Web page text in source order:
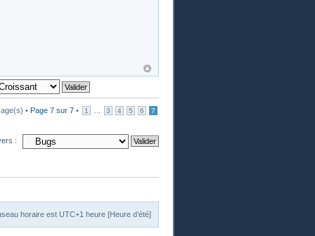
• Page 7 sur 7 • 1 3 4 5 6 7
:
horaire est UTC+1 heure [Heure d’été]